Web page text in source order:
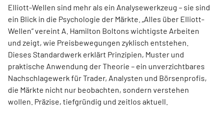
Elliott-Wellen sind mehr als ein Analysewerkzeug – sie sind
ein Blick in die Psychologie der Märkte. „Alles über Elliott-
Wellen“ vereint A. Hamilton Boltons wichtigste Arbeiten
und zeigt, wie Preisbewegungen zyklisch entstehen.
Dieses Standardwerk erklärt Prinzipien, Muster und
praktische Anwendung der Theorie – ein unverzichtbares
Nachschlagewerk für Trader, Analysten und Börsenprofis,
die Märkte nicht nur beobachten, sondern verstehen
wollen. Präzise, tiefgründig und zeitlos aktuell.